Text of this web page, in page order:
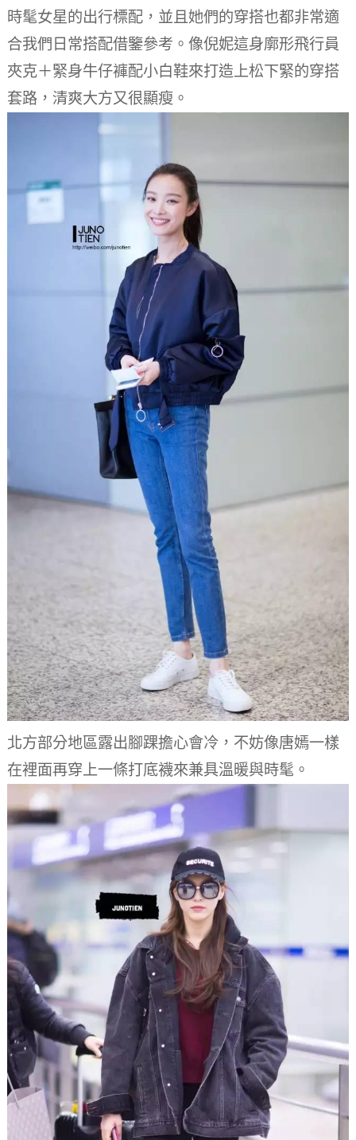
時髦女星的出行標配，並且她們的穿搭也都非常適
合我們日常搭配借鑒參考。 像倪妮這身廓形飛行員
夾克＋緊身牛仔褲配小白鞋來打造上松下緊的穿搭
套路，清爽大方又很顯瘦。
北方部分地區露出腳踝擔心會冷，不妨像唐嫣一樣
在裡面再穿上一條打底襪來兼具溫暖與時髦。